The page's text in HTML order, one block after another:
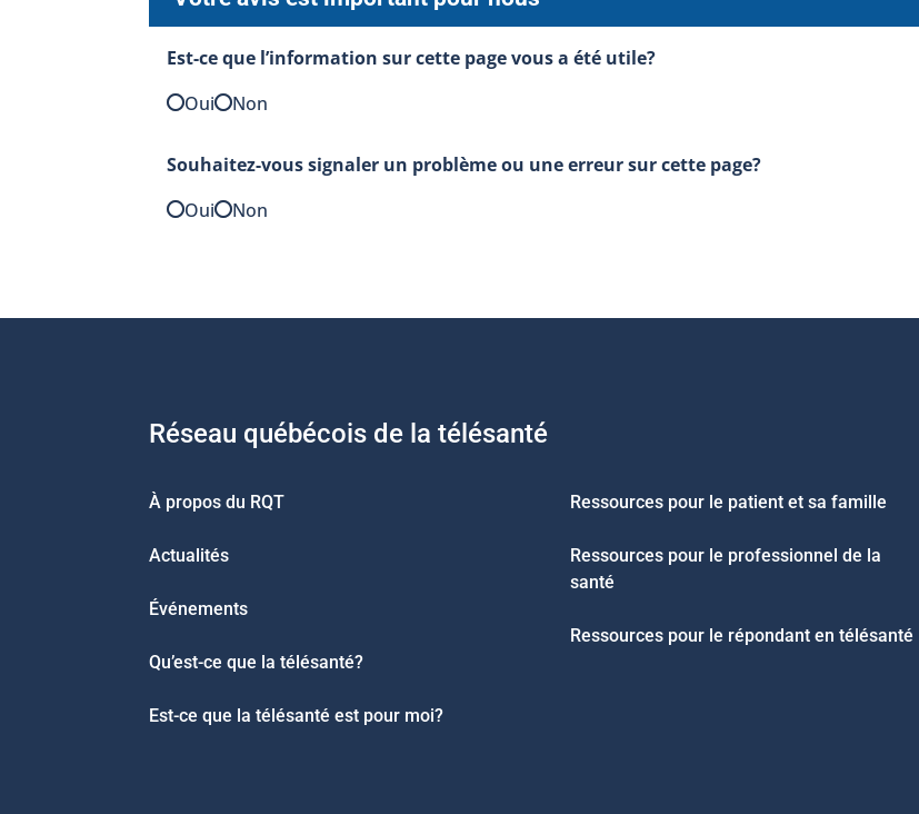
Est-ce que l’information sur cette page vous a été utile?
Oui
Non
Souhaitez-vous signaler un problème ou une erreur sur cette page?
Oui
Non
Réseau québécois de la télésanté
À propos du RQT
Actualités
Événements
Qu’est-ce que la télésanté?
Est-ce que la télésanté est pour moi?
Ressources pour le patient et sa famille
Ressources pour le professionnel de la
santé
Ressources pour le répondant en télésanté